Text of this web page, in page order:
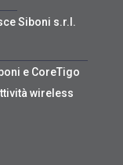
Siboni s.r.l.
e CoreTigo
wireless